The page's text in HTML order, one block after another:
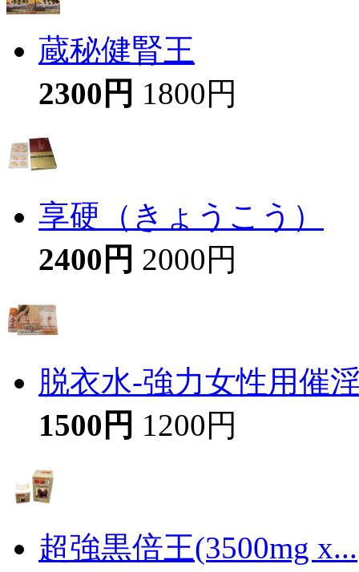
蔵秘健腎王
2300円 1800円
享硬（きょうこう）
2400円 2000円
脱衣水-強力女性用催
1500円 1200円
超強黒倍王(3500mg x...